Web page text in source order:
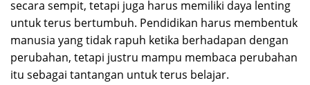
secara sempit, tetapi juga harus memiliki daya lenting
untuk terus bertumbuh. Pendidikan harus membentuk
manusia yang tidak rapuh ketika berhadapan dengan
perubahan, tetapi justru mampu membaca perubahan
itu sebagai tantangan untuk terus belajar.